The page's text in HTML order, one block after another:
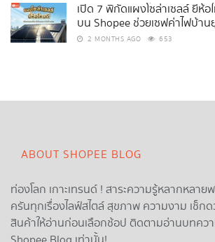
เปิด 7 พิกัดแผงโซล่าเซลล์ ยี่ห้
บน Shopee ช่วยเซฟค่าไฟบ้าน
2 MONTHS AGO 653
ABOUT SHOPEE BLOG
ท่องโลก เกาะเทรนด์ ! สาระความรู้หลากหลา
ครันทุกเรื่องไลฟ์สไตล์ สุขภาพ ความงาม เช็ก
สินค้าให้อ่านก่อนเลือกช้อป ติดตามอ่านบทควา